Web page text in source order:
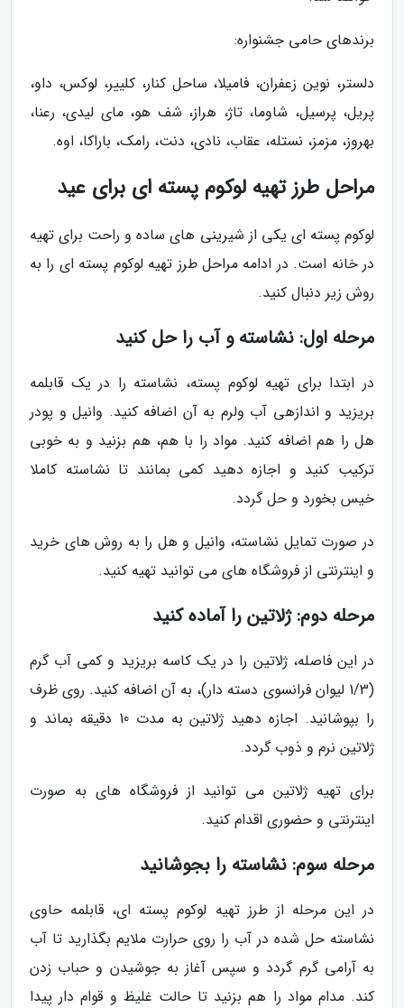
برندهای حامی جشنواره:
دلستر، نوین زعفران، فامیلا، ساحل کنار، کلییر، لوکس، داو،
پریل، پرسیل، شاوما، تاژ، هراز، شف هو، مای لیدی، رعنا،
بهروز، مزمز، نستله، عقاب، نادی، دنت، رامک، باراکا، اوه.
مراحل طرز تهیه لوکوم پسته ای برای عید
لوکوم پسته ای یکی از شیرینی های ساده و راحت برای تهیه
در خانه است. در ادامه مراحل طرز تهیه لوکوم پسته ای را به
روش زیر دنبال کنید.
مرحله اول: نشاسته و آب را حل کنید
در ابتدا برای تهیه لوکوم پسته، نشاسته را در یک قابلمه
بریزید و اندازهی آب ولرم به آن اضافه کنید. وانیل و پودر
هل را هم اضافه کنید. مواد را با هم، هم بزنید و به خوبی
ترکیب کنید و اجازه دهید کمی بمانند تا نشاسته کاملا
خیس بخورد و حل گردد.
در صورت تمایل نشاسته، وانیل و هل را به روش های خرید
و اینترنتی از فروشگاه های می توانید تهیه کنید.
مرحله دوم: ژلاتین را آماده کنید
در این فاصله، ژلاتین را در یک کاسه بریزید و کمی آب گرم
(1/3 لیوان فرانسوی دسته دار)، به آن اضافه کنید. روی ظرف
را بپوشانید. اجازه دهید ژلاتین به مدت 10 دقیقه بماند و
ژلاتین نرم و ذوب گردد.
برای تهیه ژلاتین می توانید از فروشگاه های به صورت
اینترنتی و حضوری اقدام کنید.
مرحله سوم: نشاسته را بجوشانید
در این مرحله از طرز تهیه لوکوم پسته ای، قابلمه حاوی
نشاسته حل شده در آب را روی حرارت ملایم بگذارید تا آب
به آرامی گرم گردد و سپس آغاز به جوشیدن و حباب زدن
کند. مدام مواد را هم بزنید تا حالت غلیظ و قوام دار پیدا